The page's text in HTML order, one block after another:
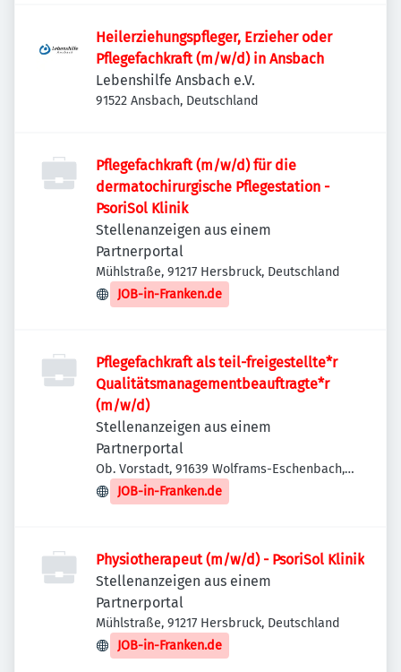
Heilerziehungspfleger, Erzieher oder
Pflegefachkraft (m/w/d) in Ansbach
Lebenshilfe Ansbach e.V.
91522 Ansbach, Deutschland
Pflegefachkraft (m/w/d) für die
dermatochirurgische Pflegestation -
PsoriSol Klinik
Stellenanzeigen aus einem
Partnerportal
Mühlstraße, 91217 Hersbruck, Deutschland
JOB-in-Franken.de
Pflegefachkraft als teil-freigestellte*r
Qualitätsmanagementbeauftragte*r
(m/w/d)
Stellenanzeigen aus einem
Partnerportal
Ob. Vorstadt, 91639 Wolframs-Eschenbach,
Deutschland
JOB-in-Franken.de
Physiotherapeut (m/w/d) - PsoriSol Klinik
Stellenanzeigen aus einem
Partnerportal
Mühlstraße, 91217 Hersbruck, Deutschland
JOB-in-Franken.de